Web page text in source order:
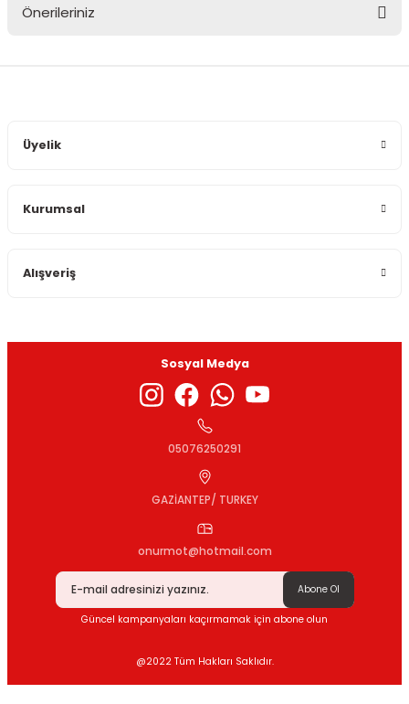
Önerileriniz
Ürün bilgilerinde hatalar bulunuyor.
Gönder
Üyelik
Kurumsal
Alışveriş
Sosyal Medya
05076250291
GAZİANTEP/ TURKEY
onurmot@hotmail.com
Abone Ol
Güncel kampanyaları kaçırmamak için abone olun
@2022 Tüm Hakları Saklıdır.